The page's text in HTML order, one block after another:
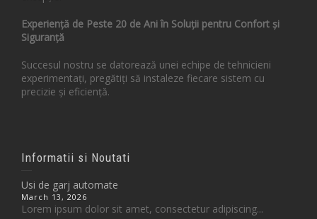
Experiență de Peste 20 de Ani în Soluții pentru Confort și
Siguranță
Succesul nostru se datorează unei echipe de tehnicieni
experimentați, pregătiți să instaleze fiecare sistem cu
precizie și eficiență.
Informatii si Noutati
Usi de garj automate
March 13, 2026
Lorem ipsum dolor sit amet, consectetur adipiscing...